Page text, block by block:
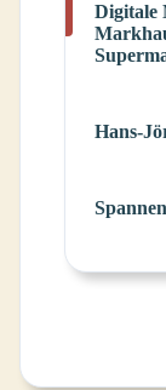
Digitale
Hans-